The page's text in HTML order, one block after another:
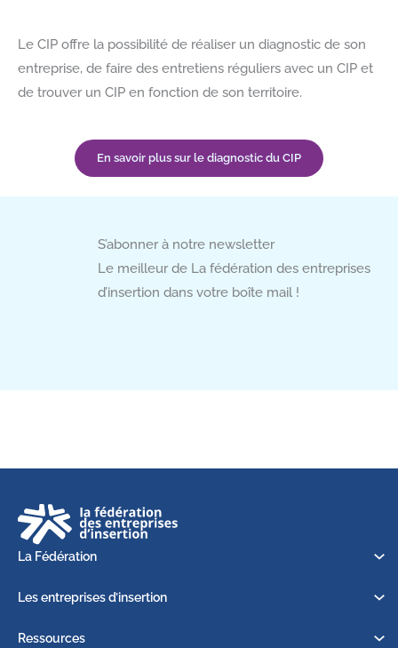
Le CIP offre la possibilité de réaliser un diagnostic de son
entreprise, de faire des entretiens réguliers avec un CIP et
de trouver un CIP en fonction de son territoire.
En savoir plus sur le diagnostic du CIP
S’abonner à notre newsletter
Le meilleur de La fédération des entreprises
d’insertion dans votre boîte mail !
La Fédération
Les entreprises d’insertion
Ressources